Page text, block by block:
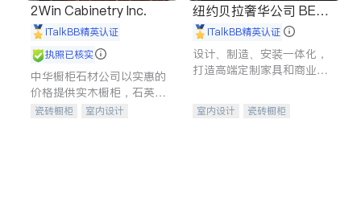
2Win Cabinetry Inc.
iTalkBB精英认证
执照已核实
中华橱柜石材公司以实惠的
价格提供实木橱柜，石英石
台面，多种优质不锈钢水
瓷砖橱柜
室内设计
纽约贝拉奢华公司 BELL
A LUXE
iTalkBB精英认证
设计、制造、安装一体化，
打造高端定制家具和商业空
室内设计
瓷砖橱柜